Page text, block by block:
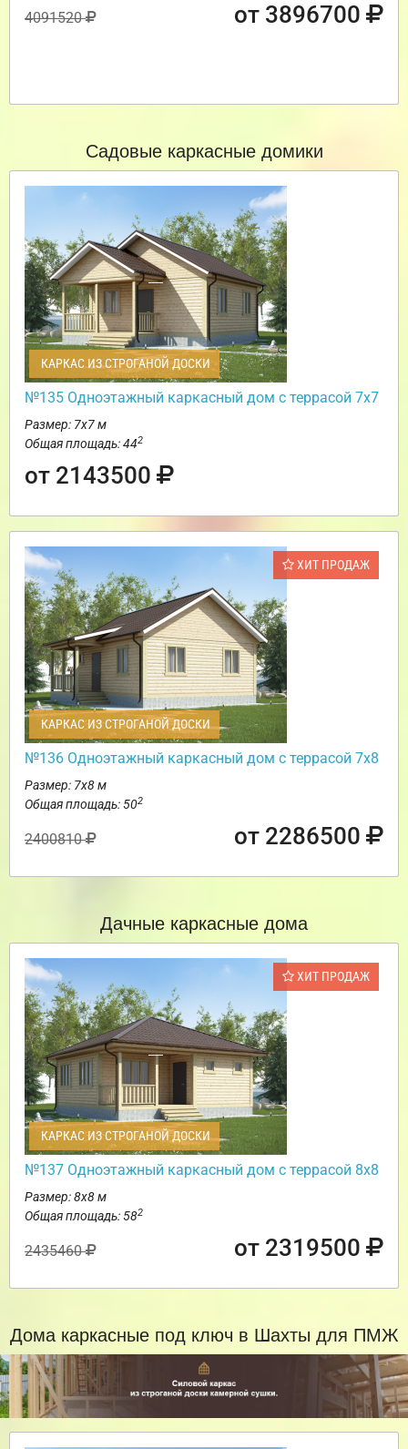
4091520 от 3896700
Садовые каркасные домики
КАРКАС ИЗ СТРОГАНОЙ ДОСКИ
№135 Одноэтажный каркасный дом с террасой 7х7
Размер: 7х7 м
Общая площадь: 442
от 2143500
ХИТ ПРОДАЖ
КАРКАС ИЗ СТРОГАНОЙ ДОСКИ
№136 Одноэтажный каркасный дом с террасой 7х8
Размер: 7х8 м
Общая площадь: 502
2400810 от 2286500
Дачные каркасные дома
ХИТ ПРОДАЖ
КАРКАС ИЗ СТРОГАНОЙ ДОСКИ
№137 Одноэтажный каркасный дом с террасой 8х8
Размер: 8х8 м
Общая площадь: 582
2435460 от 2319500
Дома каркасные под ключ в Шахты для ПМЖ